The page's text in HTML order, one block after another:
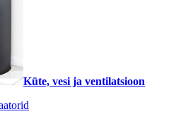
Küte, vesi ja ventilatsioon